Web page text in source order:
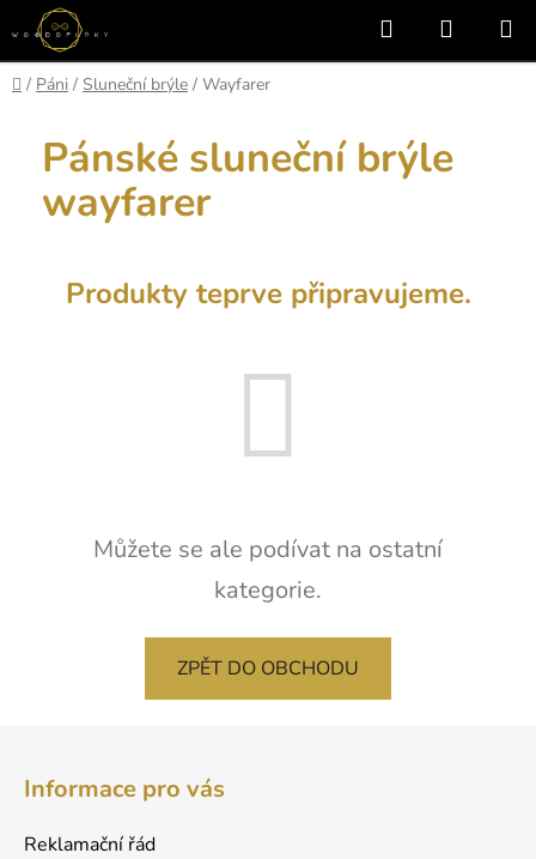
Přejít
na
obsah
Hledat
KOŠÍK
Domů
/ Páni / Sluneční brýle / Wayfarer
Pánské sluneční brýle
wayfarer
Produkty teprve připravujeme.
Můžete se ale podívat na ostatní
kategorie.
ZPĚT DO OBCHODU
Informace pro vás
Reklamační řád